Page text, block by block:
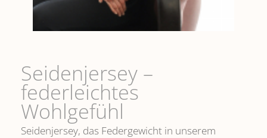
Seidenjersey –
federleichtes
Wohlgefühl
Seidenjersey, das Federgewicht in unserem